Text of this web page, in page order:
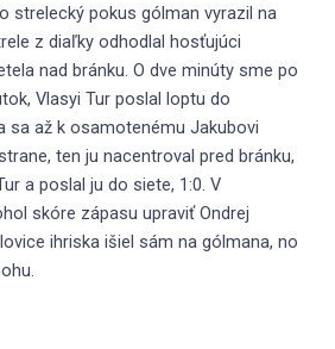
strelecký pokus gólman vyrazil na
z diaľky odhodlal hosťujúci
nad bránku. O dve minúty sme po
Vlasyi Tur poslal loptu do
sa až k osamotenému Jakubovi
ten ju nacentroval pred bránku,
a poslal ju do siete, 1:0. V
skóre zápasu upraviť Ondrej
ihriska išiel sám na gólmana, no